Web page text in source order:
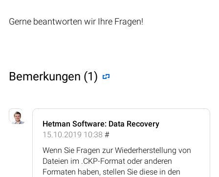
Gerne beantworten wir Ihre Fragen!
Bemerkungen (1)
Hetman Software: Data Recovery
15.10.2019 10:38 #
Wenn Sie Fragen zur Wiederherstellung von
Dateien im .CKP-Format oder anderen
Formaten haben, stellen Sie diese in den